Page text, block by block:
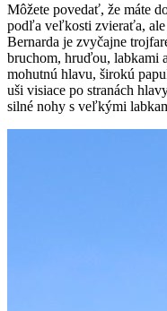
Môžete povedať, že máte
podľa veľkosti zvieraťa,
Bernarda je zvyčajne
bruchom, hruďou, labkami
mohutnú hlavu, širokú
uši visiace po stranách
silné nohy s veľkými